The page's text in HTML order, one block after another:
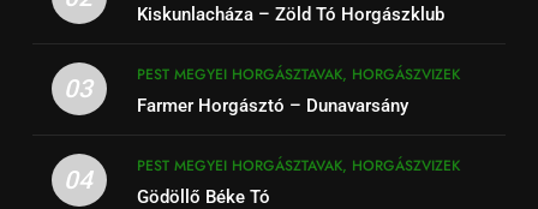
Kiskunlacháza – Zöld Tó Horgászklub
03
PEST MEGYEI HORGÁSZTAVAK, HORGÁSZVIZEK
Farmer Horgásztó – Dunavarsány
04
PEST MEGYEI HORGÁSZTAVAK, HORGÁSZVIZEK
Gödöllő Béke Tó